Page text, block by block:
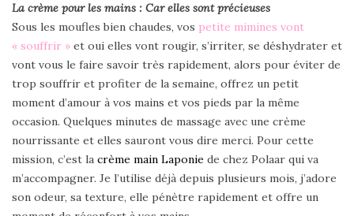
La crème pour les mains : Car elles sont précieuses
Sous les moufles bien chaudes, vos petite mimines vont
« souffrir » et oui elles vont rougir, s’irriter, se déshydrater et
vont vous le faire savoir très rapidement, alors pour éviter de
trop souffrir et profiter de la semaine, offrez un petit
moment d’amour à vos mains et vos pieds par la même
occasion. Quelques minutes de massage avec une crème
nourrissante et elles sauront vous dire merci. Pour cette
mission, c’est la crème main Laponie de chez Polaar qui va
m’accompagner. Je l’utilise déjà depuis plusieurs mois, j’adore
son odeur, sa texture, elle pénètre rapidement et offre un